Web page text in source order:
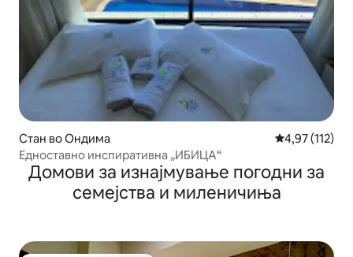
Стан во Ондима Просечна
4,97 (112)
Едноставно инспиративна „ИБИЦА“
Домови за изнајмување погодни за
семејства и миленичиња